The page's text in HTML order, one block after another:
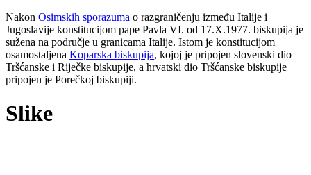
Nakon Osimskih sporazuma o razgraničenju između Italije i
Jugoslavije konstitucijom pape Pavla VI. od 17.X.1977. biskupija je
sužena na područje u granicama Italije. Istom je konstitucijom
osamostaljena Koparska biskupija, kojoj je pripojen slovenski dio
Tršćanske i Riječke biskupije, a hrvatski dio Tršćanske biskupije
pripojen je Porečkoj biskupiji.
Slike